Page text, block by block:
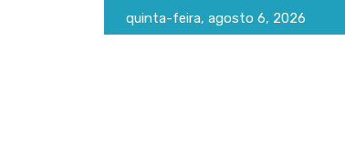
quinta-feira, agosto 6, 2026